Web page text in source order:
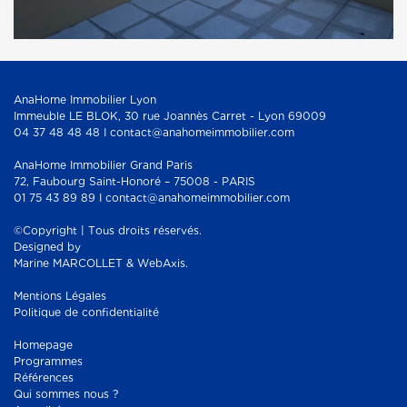
AnaHome Immobilier Lyon
Immeuble LE BLOK, 30 rue Joannès Carret - Lyon 69009
04 37 48 48 48 I contact@anahomeimmobilier.com
AnaHome Immobilier Grand Paris
72, Faubourg Saint-Honoré – 75008 - PARIS
01 75 43 89 89 I contact@anahomeimmobilier.com
©Copyright | Tous droits réservés.
Designed by
Marine MARCOLLET & WebAxis.
Mentions Légales
Politique de confidentialité
Homepage
Programmes
Références
Qui sommes nous ?